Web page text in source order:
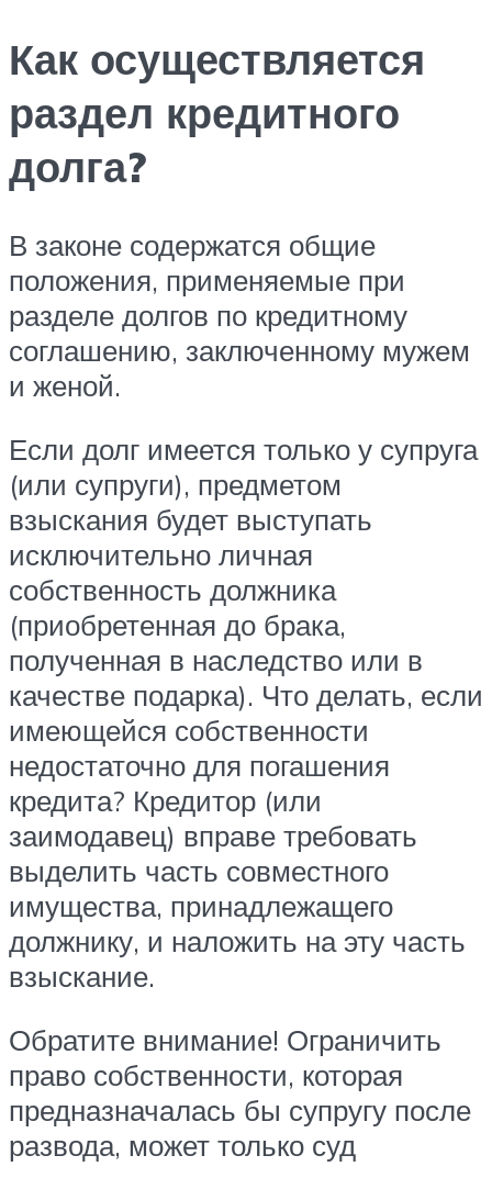
Как осуществляется
раздел кредитного
долга?
В законе содержатся общие
положения, применяемые при
разделе долгов по кредитному
соглашению, заключенному мужем
и женой.
Если долг имеется только у супруга
(или супруги), предметом
взыскания будет выступать
исключительно личная
собственность должника
(приобретенная до брака,
полученная в наследство или в
качестве подарка). Что делать, если
имеющейся собственности
недостаточно для погашения
кредита? Кредитор (или
заимодавец) вправе требовать
выделить часть совместного
имущества, принадлежащего
должнику, и наложить на эту часть
взыскание.
Обратите внимание! Ограничить
право собственности, которая
предназначалась бы супругу после
развода, может только суд